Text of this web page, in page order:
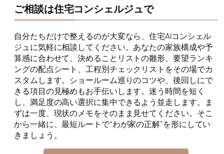
ご相談は住宅コンシェルジュで
自分たちだけで整えるのが大変なら、住宅AIコンシェル
ジュに気軽に相談してください。あなたの家族構成や予
算感に合わせて、決めることリストの雛形、要望ランキ
ングの配点シート、工程別チェックリストをその場でカ
スタムします。ショールーム巡りのコツや、後回しにで
きる項目の見極めもお手伝いします。迷う時間を短く
し、満足度の高い選択に集中できるよう並走します。ま
ずは一度、現状のメモをそのまま見せてください。そこ
から一緒に、最短ルートで“わが家の正解”を形にしてい
きましょう。